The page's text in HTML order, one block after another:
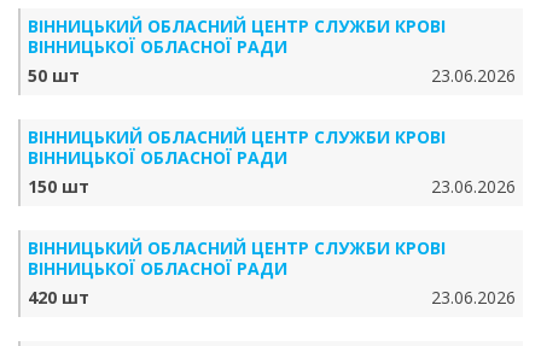
ВІННИЦЬКИЙ ОБЛАСНИЙ ЦЕНТР СЛУЖБИ КРОВІ
ВІННИЦЬКОЇ ОБЛАСНОЇ РАДИ
50 шт
23.06.2026
ВІННИЦЬКИЙ ОБЛАСНИЙ ЦЕНТР СЛУЖБИ КРОВІ
ВІННИЦЬКОЇ ОБЛАСНОЇ РАДИ
150 шт
23.06.2026
ВІННИЦЬКИЙ ОБЛАСНИЙ ЦЕНТР СЛУЖБИ КРОВІ
ВІННИЦЬКОЇ ОБЛАСНОЇ РАДИ
420 шт
23.06.2026